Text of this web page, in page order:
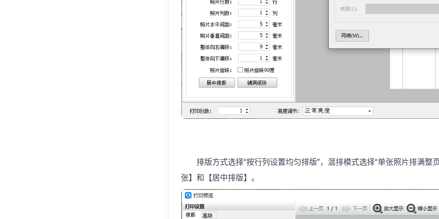
排版方式选择“按行列设置均匀排版”，混排模式选择“单张照片排满整
张】和【居中排版】。